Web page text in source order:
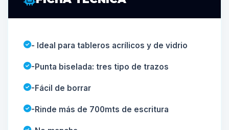
- Ideal para tableros acrílicos y de vidrio
-Punta biselada: tres tipo de trazos
-Fácil de borrar
-Rinde más de 700mts de escritura